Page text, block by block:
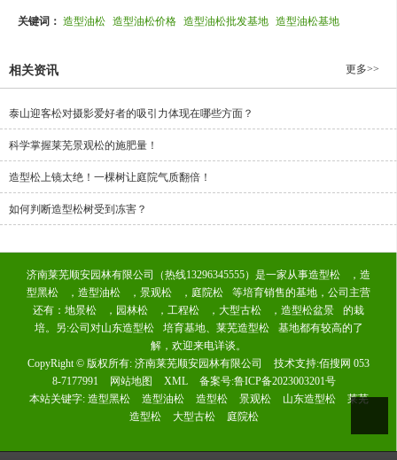
关键词： 造型油松 造型油松价格 造型油松批发基地 造型油松基地
相关资讯 更多>>
泰山迎客松对摄影爱好者的吸引力体现在哪些方面？
科学掌握莱芜景观松的施肥量！
造型松上镜太绝！一棵树让庭院气质翻倍！
如何判断造型松树受到冻害？
济南莱芜顺安园林有限公司（热线13296345555）是一家从事造型松 ， 造
型黑松
， 造型油松 ， 景观松 ， 庭院松
等培育销售的基地，公司主营
还有： 地景松 ， 园林松 ， 工程松 ， 大型古松 ， 造型松盆景
的栽
培。另:公司对山东造型松 培育基地、 莱芜造型松
基地都有较高的了
解，欢迎来电详谈。
CopyRight © 版权所有: 济南莱芜顺安园林有限公司 技术支持:佰搜网 053
8-7177991
网站地图 XML 备案号:鲁ICP备2023003201号
本站关键字: 造型黑松 造型油松 造型松 景观松 山东造型松
莱芜
造型松
大型古松 庭院松